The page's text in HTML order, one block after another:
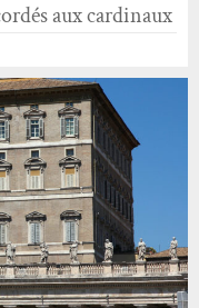
aux cardinaux